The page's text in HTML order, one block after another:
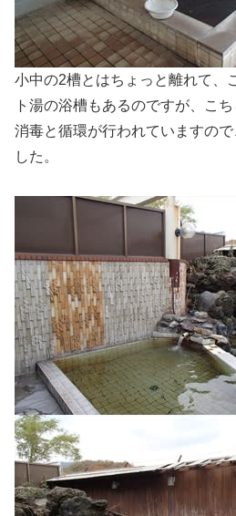
小中の2槽とはちょっと離れて、
ト湯の浴槽もあるのですが、こ
消毒と循環が行われていますの
した。